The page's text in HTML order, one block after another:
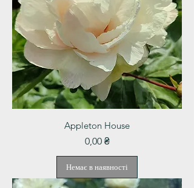
Appleton House
Ціна
0,00 ₴
Немає в наявності